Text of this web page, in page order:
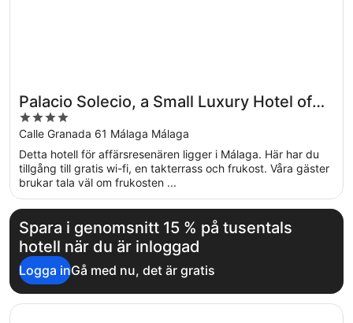
Palacio Solecio, a Small Luxury Hotel of
the World
4
out
of
5
Calle Granada 61 Málaga Málaga
Detta hotell för affärsresenären ligger i Málaga. Här har du
tillgång till gratis wi-fi, en takterrass och frukost. Våra gäster
brukar tala väl om frukosten ...
Spara i genomsnitt 15 % på tusentals
hotell när du är inloggad
Logga inGå med nu, det är gratis
Öppnas i ett nytt fönster
Catalonia Molina Lario